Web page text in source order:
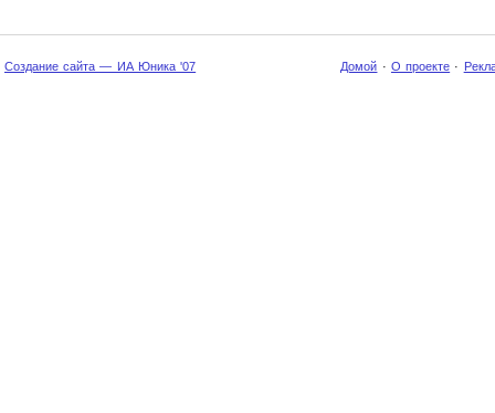
Создание сайта — ИА Юника '07 Домой · О проекте ·